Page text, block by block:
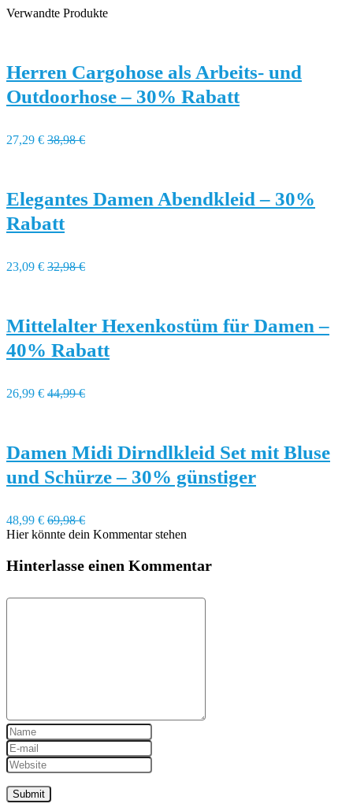
Verwandte Produkte
Herren Cargohose als Arbeits- und
Outdoorhose – 30% Rabatt
27,29 € 38,98 €
Elegantes Damen Abendkleid – 30%
Rabatt
23,09 € 32,98 €
Mittelalter Hexenkostüm für Damen –
40% Rabatt
26,99 € 44,99 €
Damen Midi Dirndlkleid Set mit Bluse
und Schürze – 30% günstiger
48,99 € 69,98 €
Hier könnte dein Kommentar stehen
Hinterlasse einen Kommentar